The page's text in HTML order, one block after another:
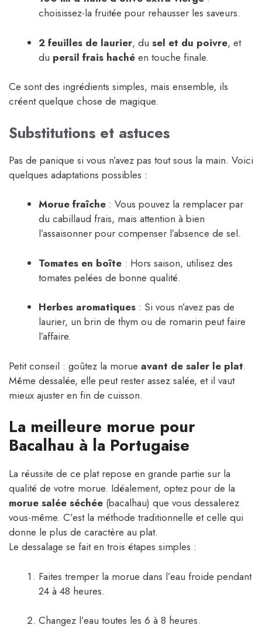
choisissez-la fruitée pour rehausser les saveurs.
2 feuilles de laurier, du sel et du poivre, et
du persil frais haché en touche finale.
Ce sont des ingrédients simples, mais ensemble, ils
créent quelque chose de magique.
Substitutions et astuces
Pas de panique si vous n’avez pas tout sous la main. Voici
quelques adaptations possibles :
Morue fraîche : Vous pouvez la remplacer par
du cabillaud frais, mais attention à bien
l’assaisonner pour compenser l’absence de sel.
Tomates en boîte : Hors saison, utilisez des
tomates pelées de bonne qualité.
Herbes aromatiques : Si vous n’avez pas de
laurier, un brin de thym ou de romarin peut faire
l’affaire.
Petit conseil : goûtez la morue avant de saler le plat.
Même dessalée, elle peut rester assez salée, et il vaut
mieux ajuster en fin de cuisson.
La meilleure morue pour
Bacalhau à la Portugaise
La réussite de ce plat repose en grande partie sur la
qualité de votre morue. Idéalement, optez pour de la
morue salée séchée (bacalhau) que vous dessalerez
vous-même. C’est la méthode traditionnelle et celle qui
donne le plus de caractère au plat.
Le dessalage se fait en trois étapes simples :
Faites tremper la morue dans l’eau froide pendant
24 à 48 heures.
Changez l’eau toutes les 6 à 8 heures.